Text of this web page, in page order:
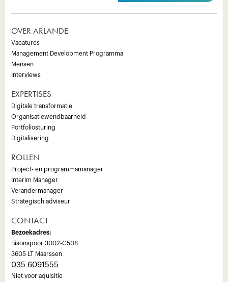
OVER ARLANDE
Vacatures
Management Development Programma
Mensen
Interviews
EXPERTISES
Digitale transformatie
Organisatiewendbaarheid
Portfoliosturing
Digitalisering
ROLLEN
Project- en programmamanager
Interim Manager
Verandermanager
Strategisch adviseur
CONTACT
Bezoekadres:
Bisonspoor 3002-C508
3605 LT Maarssen
035 6091555
Niet voor aquisitie